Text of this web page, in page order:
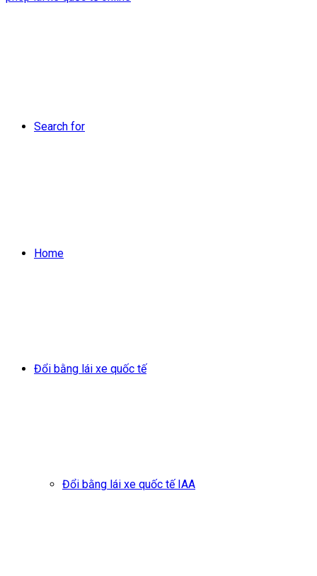
Search for
Home
Đổi bằng lái xe quốc tế
Đổi bằng lái xe quốc tế IAA